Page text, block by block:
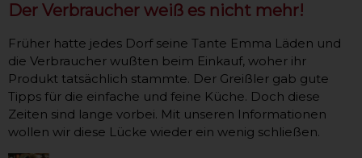
Der Verbraucher weiß es nicht mehr!
Früher hatte jedes Dorf seine Tante Emma Läden und
die Verbraucher wußten beim Einkauf, woher ihr
Produkt tatsächlich stammte. Der Greißler gab gute
Tipps für die einfache und feine Küche. Doch diese
Zeiten sind lange vorbei. Mit unseren Informationen
wollen wir diese Lücke wieder ein wenig schließen.